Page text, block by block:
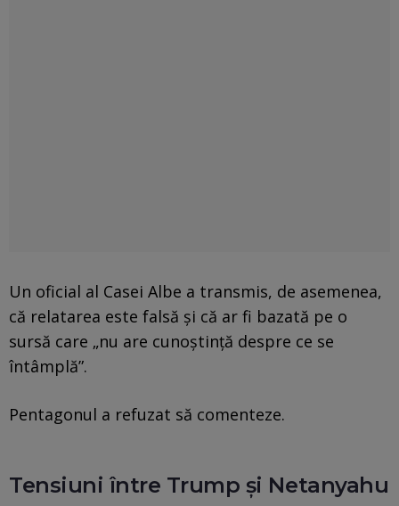
Un oficial al Casei Albe a transmis, de asemenea,
că relatarea este falsă și că ar fi bazată pe o
sursă care „nu are cunoștință despre ce se
întâmplă”.
Pentagonul a refuzat să comenteze.
Tensiuni între Trump și Netanyahu